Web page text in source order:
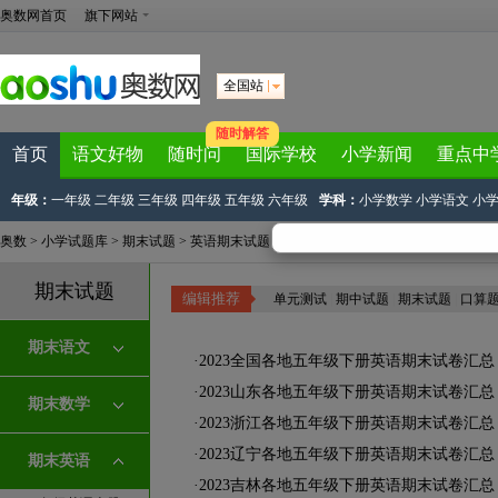
奥数网首页 旗下网站
全国站
首页 语文好物 随时问
随时解答
国际学校 小学新闻 重点中
年级： 一年级 二年级 三年级 四年级 五年级 六年级 学科： 小学数学 小学语文 小
奥数 > 小学试题库 > 期末试题 > 英语期末试题
期末试题
期末语文
期末数学
期末英语
编辑推荐 单元测试 期中试题 期末试题 口算
·2023全国各地五年级下册英语期末试卷汇
·2023山东各地五年级下册英语期末试卷汇
·2023浙江各地五年级下册英语期末试卷汇
·2023辽宁各地五年级下册英语期末试卷汇
·2023吉林各地五年级下册英语期末试卷汇